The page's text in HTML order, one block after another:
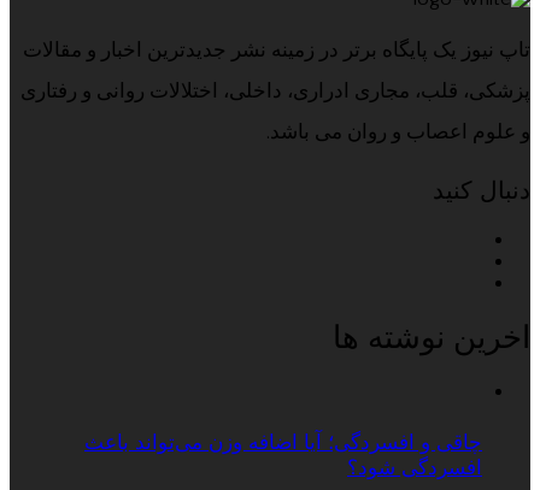
تاپ نیوز یک پایگاه برتر در زمینه نشر جدیدترین اخبار و مقالات
پزشکی، قلب، مجاری ادراری، داخلی، اختلالات روانی و رفتاری
و علوم اعصاب و روان می باشد.
دنبال کنید
اخرین نوشته ها
چاقی و افسردگی؛ آیا اضافه وزن می‌تواند باعث
افسردگی شود؟